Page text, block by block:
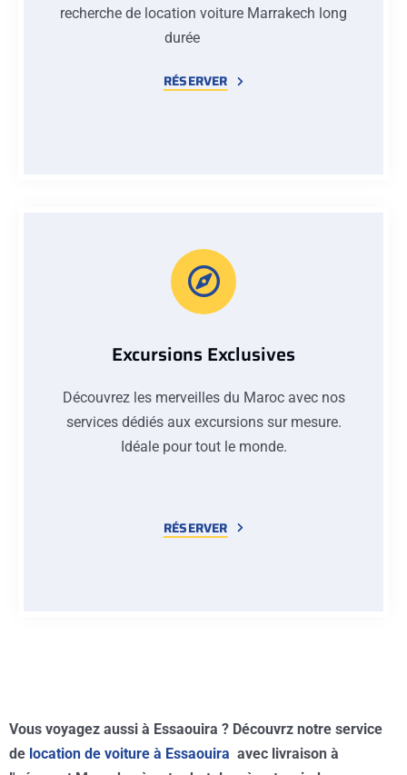
recherche de location voiture Marrakech long
durée
RÉSERVER
Excursions Exclusives
Découvrez les merveilles du Maroc avec nos
services dédiés aux excursions sur mesure.
Idéale pour tout le monde.
RÉSERVER
Vous voyagez aussi à Essaouira ? Découvrz notre service
de location de voiture à Essaouira avec livraison à